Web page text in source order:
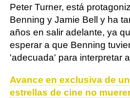
Peter Turner, está
Benning y Jamie Bell y ha
años en salir adelante, ya
esperar a que Benning
'adecuada' para interpretar
Avance en exclusiva de
estrellas de cine no